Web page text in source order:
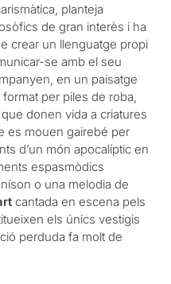
planteja
de gran interès i ha
crear un llenguatge propi
se amb el seu
en un paisatge
per piles de roba,
donen vida a criatures
es mouen gairebé per
d’un món apocalíptic en
espasmòdics
o una melodia de
cantada en escena pels
els únics vestigis
perduda fa molt de